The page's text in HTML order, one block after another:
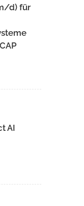
d) für
AI